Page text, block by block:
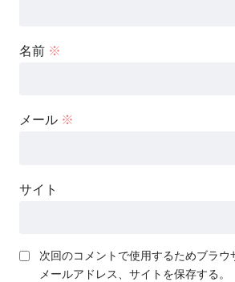
名前 ※
メール ※
サイト
次回のコメントで使用するためブラウ
メールアドレス、サイトを保存する。